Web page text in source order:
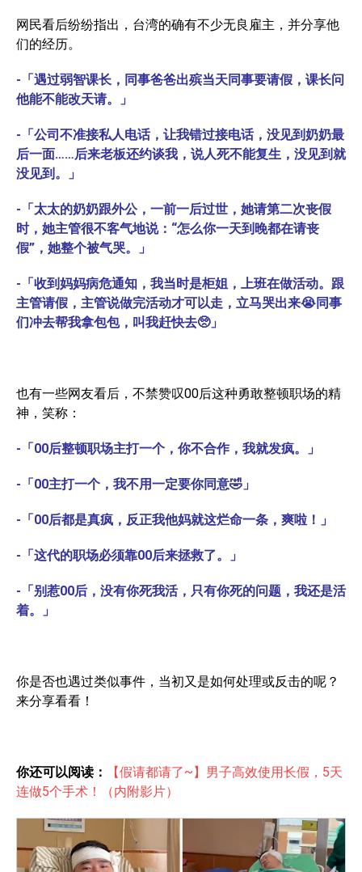
网民看后纷纷指出，台湾的确有不少无良雇主，并分享他
们的经历。
-「遇过弱智课长，同事爸爸出殡当天同事要请假，课长问
他能不能改天请。」
-「公司不准接私人电话，让我错过接电话，没见到奶奶最
后一面……后来老板还约谈我，说人死不能复生，没见到就
没见到。」
-「太太的奶奶跟外公，一前一后过世，她请第二次丧假
时，她主管很不客气地说：“怎么你一天到晚都在请丧
假”，她整个被气哭。」
-「收到妈妈病危通知，我当时是柜姐，上班在做活动。跟
主管请假，主管说做完活动才可以走，立马哭出来😭同事
们冲去帮我拿包包，叫我赶快去🥺」
也有一些网友看后，不禁赞叹00后这种勇敢整顿职场的精
神，笑称：
-「00后整顿职场主打一个，你不合作，我就发疯。」
-「00主打一个，我不用一定要你同意🤣」
-「00后都是真疯，反正我他妈就这烂命一条，爽啦！」
-「这代的职场必须靠00后来拯救了。」
-「别惹00后，没有你死我活，只有你死的问题，我还是活
着。」
你是否也遇过类似事件，当初又是如何处理或反击的呢？
来分享看看！
你还可以阅读：
【假请都请了~】男子高效使用长假，5天
连做5个手术！（内附影片）